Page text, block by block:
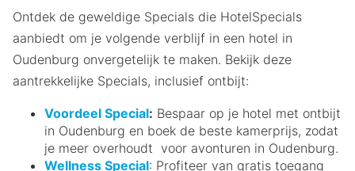
Ontdek de geweldige Specials die HotelSpecials
aanbiedt om je volgende verblijf in een hotel in
Oudenburg onvergetelijk te maken. Bekijk deze
aantrekkelijke Specials, inclusief ontbijt:
Voordeel Special: Bespaar op je hotel met ontbijt
in Oudenburg en boek de beste kamerprijs, zodat
je meer overhoudt voor avonturen in Oudenburg.
Wellness Special: Profiteer van gratis toegang